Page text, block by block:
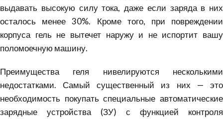
выдавать высокую силу тока, даже если заряда в них
осталось менее 30%. Кроме того, при повреждении
корпуса гель не вытечет наружу и не испортит вашу
поломоечную машину.
Преимущества геля нивелируются несколькими
недостатками. Самый существенный из них — это
необходимость покупать специальные автоматические
зарядные устройства (ЗУ) с функцией контроля